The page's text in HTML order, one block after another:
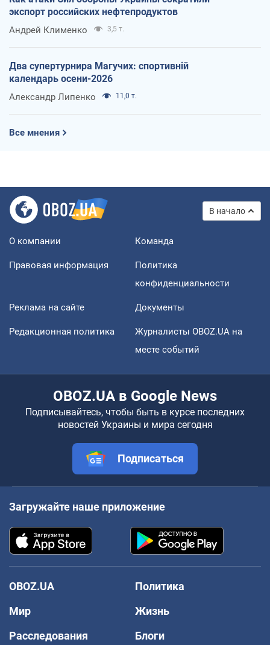
экспорт российских нефтепродуктов
Андрей Клименко 3,5 т.
Два супертурнира Магучих: спортивній
календарь осени-2026
Александр Липенко 11,0 т.
Все мнения
В начало
О компании Команда
Правовая информация
Политика
конфиденциальности
Реклама на сайте Документы
Редакционная политика
Журналисты OBOZ.UA на
месте событий
OBOZ.UA в Google News
Подписывайтесь, чтобы быть в курсе последних
новостей Украины и мира сегодня
Подписаться
Загружайте наше приложение
OBOZ.UA
Политика
Мир
Жизнь
Расследования
Блоги